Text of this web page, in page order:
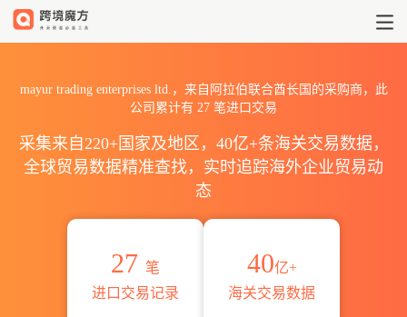
mayur trading enterprises ltd.，来自阿拉伯联合酋长国的采购商，此
公司累计有 27 笔进口交易
采集来自220+国家及地区，40亿+条海关交易数据，
全球贸易数据精准查找，实时追踪海外企业贸易动
态
27 笔
进口交易记录
40亿+
海关交易数据